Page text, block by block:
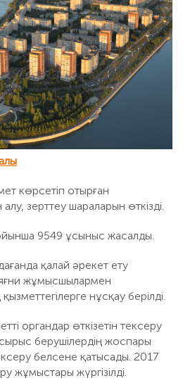
көрсетіп отырған
зерттеу шараларын өткізді.
9549 ұсыныс жасалды.
қалай әрекет ету
жұмысшылармен
нұсқау берілді.
органдар өткізетін тексеру
берушілердің жоспары
белсене қатысады. 2017
жұмыстары жүргізілді.